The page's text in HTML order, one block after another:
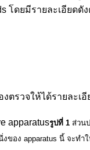
โดยมีรายละเอียดดั
งตรวจให้ได้รายละเ
apparatusรูปที่ 1 ส่วน
อง apparatus นี้ จะทำใ